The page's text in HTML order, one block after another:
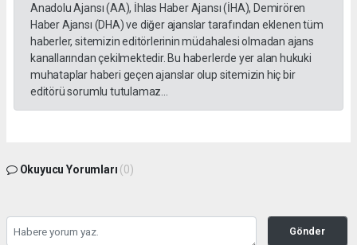
Anadolu Ajansı (AA), İhlas Haber Ajansı (İHA), Demirören
Haber Ajansı (DHA) ve diğer ajanslar tarafından eklenen tüm
haberler, sitemizin editörlerinin müdahalesi olmadan ajans
kanallarından çekilmektedir. Bu haberlerde yer alan hukuki
muhataplar haberi geçen ajanslar olup sitemizin hiç bir
editörü sorumlu tutulamaz...
Okuyucu Yorumları (0)
Gönder